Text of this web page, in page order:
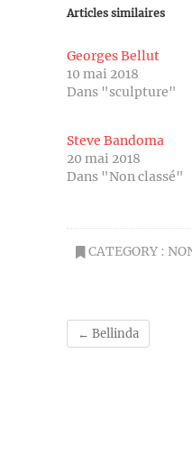
Articles similaires
Georges Bellut
10 mai 2018
Dans "sculpture"
Steve Bandoma
20 mai 2018
Dans "Non classé"
CATEGORY :
← Bellinda